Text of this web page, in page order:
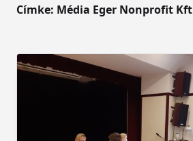
Címke: Média Eger Nonprofit Kft